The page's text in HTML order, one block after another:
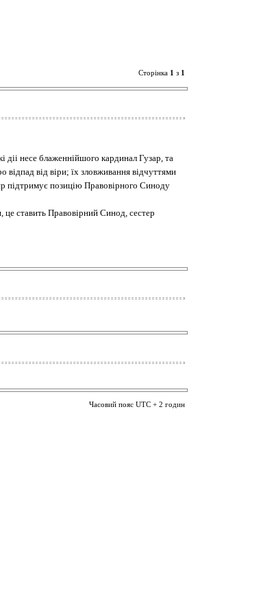
Сторінка 1 з 1
діі несе блаженнійшого кардинал Гузар, та
відпад від віри; їх зловживання відчуттями
підтримує позицію Правовірного Синоду
це ставить Правовірний Синод, сестер
Часовий пояс UTC + 2 годин